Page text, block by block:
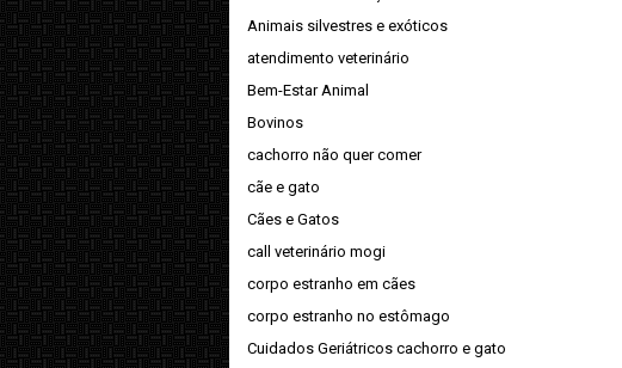
Animais silvestres e exóticos
atendimento veterinário
Bem-Estar Animal
Bovinos
cachorro não quer comer
cãe e gato
Cães e Gatos
call veterinário mogi
corpo estranho em cães
corpo estranho no estômago
Cuidados Geriátricos cachorro e gato